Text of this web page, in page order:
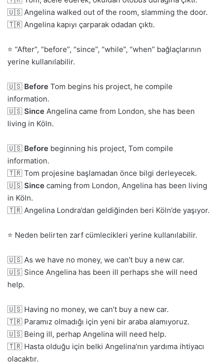
🇺🇸 Angelina walked out of the room, slamming the door.
🇹🇷 Angelina kapıyı çarparak odadan çıktı.
⭐ “After”, “before”, “since”, “while”, “when” bağlaçlarının
yerine kullanılabilir.
🇺🇸 Before Tom begins his project, he compile
information.
🇺🇸 Since Angelina came from London, she has been
living in Köln.
🇺🇸 Before beginning his project, Tom compile
information.
🇹🇷 Tom projesine başlamadan önce bilgi derleyecek.
🇺🇸 Since caming from London, Angelina has been living
in Köln.
🇹🇷 Angelina Londra’dan geldiğinden beri Köln’de yaşıyor.
⭐ Neden belirten zarf cümlecikleri yerine kullanılabilir.
🇺🇸 As we have no money, we can’t buy a new car.
🇺🇸 Since Angelina has been ill perhaps she will need
help.
🇺🇸 Having no money, we can’t buy a new car.
🇹🇷 Paramız olmadığı için yeni bir araba alamıyoruz.
🇺🇸 Being ill, perhap Angelina will need help.
🇹🇷 Hasta olduğu için belki Angelina’nın yardıma ihtiyacı
olacaktır.